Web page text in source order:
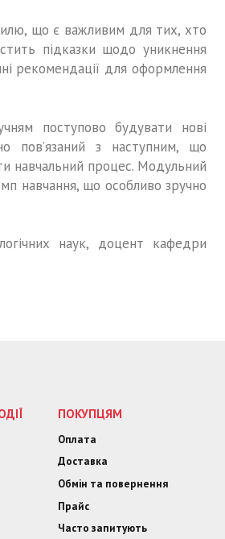
що є важливим для тих, хто
підказки щодо уникнення
рекомендації для оформлення
поступово будувати нові
пов’язаний з наступним, що
навчальний процес. Модульний
навчання, що особливо зручно
наук, доцент кафедри
ПОКУПЦЯМ
Оплата
Доставка
Обмін та повернення
Прайс
Часто запитують